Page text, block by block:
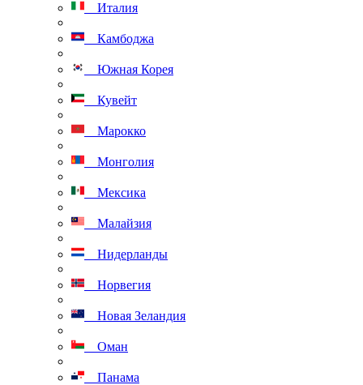
Италия
Камбоджа
Южная Корея
Кувейт
Марокко
Монголия
Мексика
Малайзия
Нидерланды
Норвегия
Новая Зеландия
Оман
Панама